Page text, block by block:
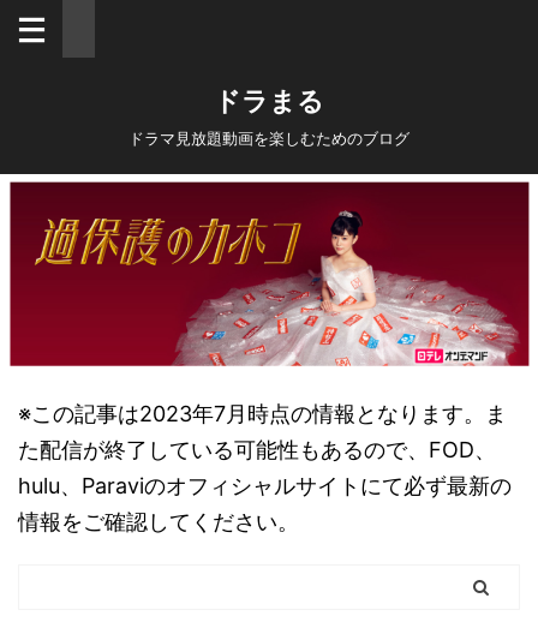
ドラまる
ドラマ見放題動画を楽しむためのブログ
※この記事は2023年7月時点の情報となります。ま
た配信が終了している可能性もあるので、FOD、
hulu、Paraviのオフィシャルサイトにて必ず最新の
情報をご確認してください。